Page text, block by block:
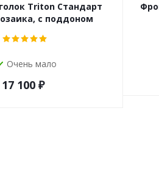
Triton Стандарт
с поддоном
Очень мало
17 100 ₽